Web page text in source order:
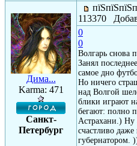
Дима...
Karma: 471
Санкт-
Петербург
113370
0
0
Волгарь снова
Занял
самое дно
Но ничего
над Волгой
блики играют
бегают: полно
Астрахани.) Ну
счастливо
губернатором.